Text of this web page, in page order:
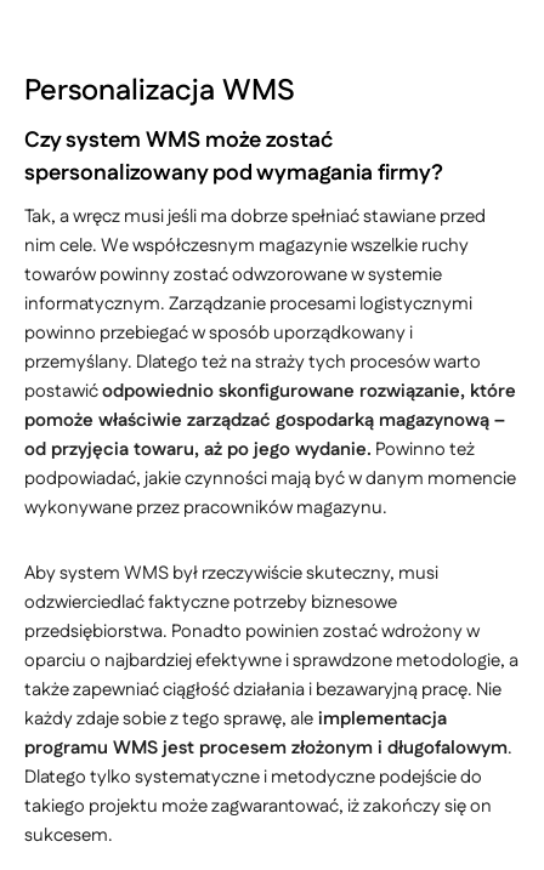
Personalizacja WMS
Czy system WMS może zostać
spersonalizowany pod wymagania firmy?
Tak, a wręcz musi jeśli ma dobrze spełniać stawiane przed
nim cele. We współczesnym magazynie wszelkie ruchy
towarów powinny zostać odwzorowane w systemie
informatycznym. Zarządzanie procesami logistycznymi
powinno przebiegać w sposób uporządkowany i
przemyślany. Dlatego też na straży tych procesów warto
postawićodpowiednio skonfigurowane rozwiązanie, które
pomoże właściwie zarządzać gospodarką magazynową –
od przyjęcia towaru, aż po jego wydanie. Powinno też
podpowiadać, jakie czynności mają być w danym momencie
wykonywane przez pracowników magazynu.
Aby system WMS był rzeczywiście skuteczny, musi
odzwierciedlać faktyczne potrzeby biznesowe
przedsiębiorstwa. Ponadto powinien zostać wdrożony w
oparciu o najbardziej efektywne i sprawdzone metodologie, a
także zapewniać ciągłość działania i bezawaryjną pracę. Nie
każdy zdaje sobie z tego sprawę, aleimplementacja
programu WMS jest procesem złożonym i długofalowym.
Dlatego tylko systematyczne i metodyczne podejście do
takiego projektu może zagwarantować, iż zakończy się on
sukcesem.